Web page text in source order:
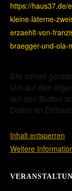
https://haus37.de/
kleine-laterne-
erzaehlt-von-
braegger-und-ola-
Sie sehen
Um auf den
auf den Button
Daten an
Inhalt entsperren
Weitere